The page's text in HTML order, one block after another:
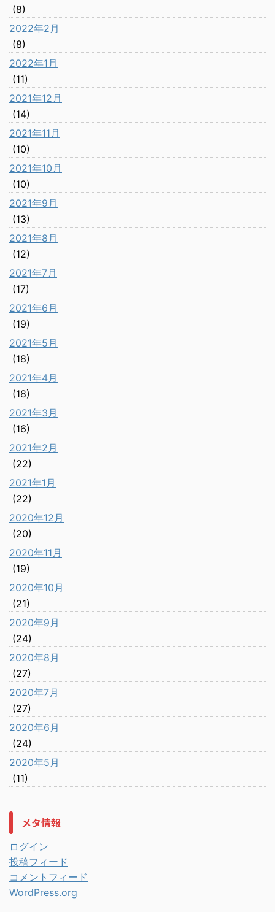
(8)
2022年2月
(8)
2022年1月
(11)
2021年12月
(14)
2021年11月
(10)
2021年10月
(10)
2021年9月
(13)
2021年8月
(12)
2021年7月
(17)
2021年6月
(19)
2021年5月
(18)
2021年4月
(18)
2021年3月
(16)
2021年2月
(22)
2021年1月
(22)
2020年12月
(20)
2020年11月
(19)
2020年10月
(21)
2020年9月
(24)
2020年8月
(27)
2020年7月
(27)
2020年6月
(24)
2020年5月
(11)
メタ情報
ログイン
投稿フィード
コメントフィード
WordPress.org